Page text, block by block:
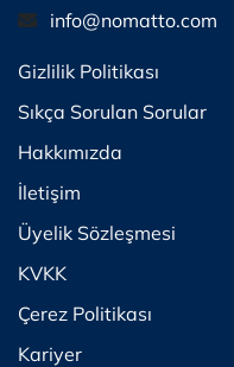
info@nomatto.com
Gizlilik Politikası
Sıkça Sorulan Sorular
Hakkımızda
İletişim
Üyelik Sözleşmesi
KVKK
Çerez Politikası
Kariyer